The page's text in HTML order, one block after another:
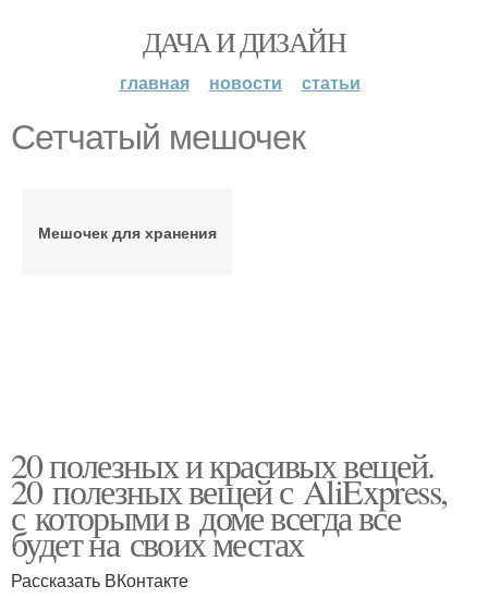
ДАЧА И ДИЗАЙН
главная новости статьи
Сетчатый мешочек
Мешочек для хранения
20 полезных и красивых вещей.
20 полезных вещей с AliExpress,
с которыми в доме всегда все
будет на своих местах
Рассказать ВКонтакте